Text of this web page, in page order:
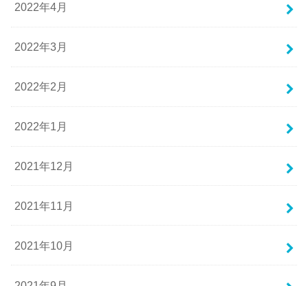
2022年4月
2022年3月
2022年2月
2022年1月
2021年12月
2021年11月
2021年10月